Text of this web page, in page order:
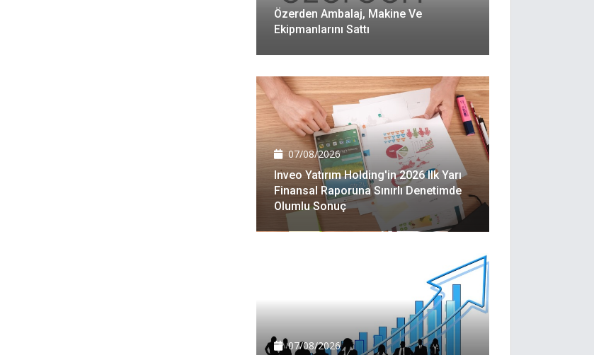
Özerden Ambalaj, Makine Ve
Ekipmanlarını Sattı
07/08/2026
Inveo Yatırım Holding'in 2026 Ilk Yarı
Finansal Raporuna Sınırlı Denetimde
Olumlu Sonuç
07/08/2026